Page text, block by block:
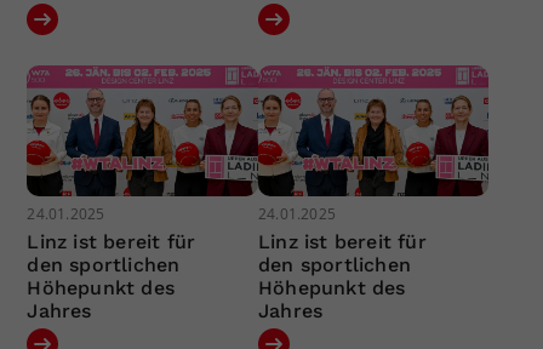
24.01.2025
Linz ist bereit für
den sportlichen
Höhepunkt des
Jahres
24.01.2025
Linz ist bereit für
den sportlichen
Höhepunkt des
Jahres